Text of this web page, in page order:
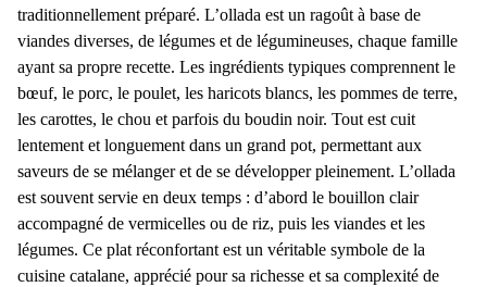
traditionnellement préparé. L’ollada est un ragoût à base de
viandes diverses, de légumes et de légumineuses, chaque famille
ayant sa propre recette. Les ingrédients typiques comprennent le
bœuf, le porc, le poulet, les haricots blancs, les pommes de terre,
les carottes, le chou et parfois du boudin noir. Tout est cuit
lentement et longuement dans un grand pot, permettant aux
saveurs de se mélanger et de se développer pleinement. L’ollada
est souvent servie en deux temps : d’abord le bouillon clair
accompagné de vermicelles ou de riz, puis les viandes et les
légumes. Ce plat réconfortant est un véritable symbole de la
cuisine catalane, apprécié pour sa richesse et sa complexité de